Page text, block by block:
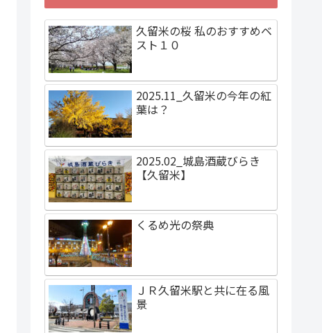
久留米の桜 私のおすすめベ
スト１０
2025.11_久留米の今年の紅
葉は？
2025.02_城島酒蔵びらき
【久留米】
くるめ光の祭典
ＪＲ久留米駅と共に在る風
景